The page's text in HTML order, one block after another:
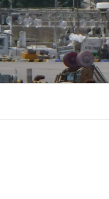
コ
ン
テ
ン
ツ
ス